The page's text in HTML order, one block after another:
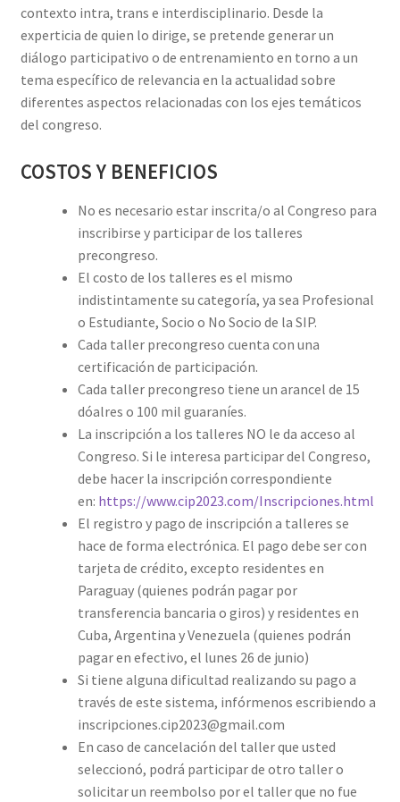
contexto intra, trans e interdisciplinario. Desde la
experticia de quien lo dirige, se pretende generar un
diálogo participativo o de entrenamiento en torno a un
tema específico de relevancia en la actualidad sobre
diferentes aspectos relacionadas con los ejes temáticos
del congreso.
COSTOS Y BENEFICIOS
No es necesario estar inscrita/o al Congreso para
inscribirse y participar de los talleres
precongreso.
El costo de los talleres es el mismo
indistintamente su categoría, ya sea Profesional
o Estudiante, Socio o No Socio de la SIP.
Cada taller precongreso cuenta con una
certificación de participación.
Cada taller precongreso tiene un arancel de 15
dóalres o 100 mil guaraníes.
La inscripción a los talleres NO le da acceso al
Congreso. ​Si le interesa participar del Congreso,
debe hacer la inscripción correspondiente
en: https://www.cip2023.com/Inscripciones.html
El registro y pago de inscripción a talleres se
hace de forma electrónica. El pago debe ser con
tarjeta de crédito, excepto residentes en
Paraguay (quienes podrán pagar por
transferencia bancaria o giros) y residentes en
Cuba, Argentina y Venezuela (quienes podrán
pagar en efectivo, el lunes 26 de junio)
Si tiene alguna dificultad realizando su pago a
través de este sistema, infórmenos escribiendo a
inscripciones.cip2023@gmail.com
En caso de cancelación del taller que usted
seleccionó, podrá participar de otro taller o
solicitar un reembolso por el taller que no fue